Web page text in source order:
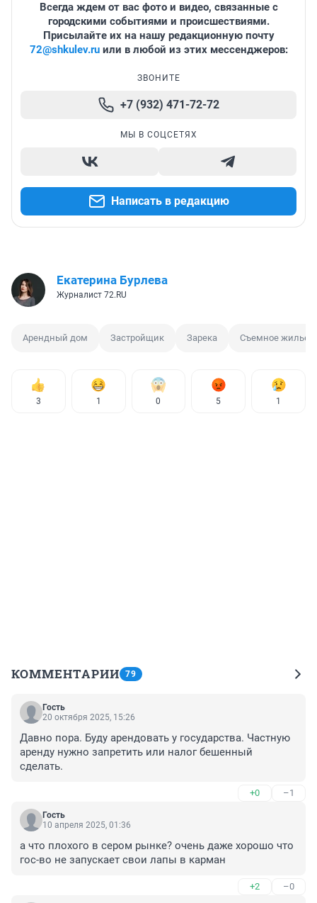
Всегда ждем от вас фото и видео, связанные с
городскими событиями и происшествиями.
Присылайте их на нашу редакционную почту
72@shkulev.ruили в любой из этих мессенджеров:
ЗВОНИТЕ
+7 (932) 471-72-72
МЫ В СОЦСЕТЯХ
Написать в редакцию
Екатерина Бурлева
Журналист 72.RU
Арендный дом Застройщик Зарека Съемное жилье
3 1 0 5 1
КОММЕНТАРИИ 79
Гость
20 октября 2025, 15:26
Давно пора. Буду арендовать у государства. Частную
аренду нужно запретить или налог бешенный
сделать.
+0 –1
Гость
10 апреля 2025, 01:36
а что плохого в сером рынке? очень даже хорошо что
гос-во не запускает свои лапы в карман
+2 –0